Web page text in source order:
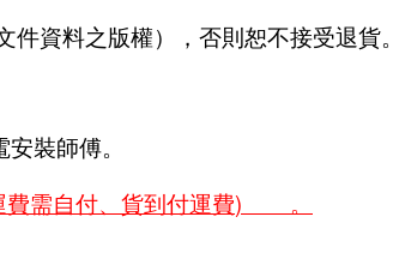
件資料之版權），否則恕不接受退貨。
裝師傅。
費需自付、貨到付運費) 。